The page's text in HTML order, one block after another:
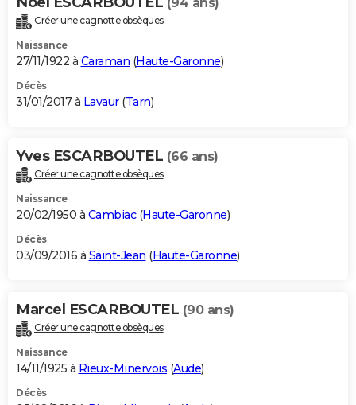
Créer une cagnotte obsèques
Naissance
27/11/1922 à Caraman (Haute-Garonne)
Décès
31/01/2017 à Lavaur(Tarn)
Yves ESCARBOUTEL (66 ans)
Créer une cagnotte obsèques
Naissance
20/02/1950 à Cambiac(Haute-Garonne)
Décès
03/09/2016 à Saint-Jean (Haute-Garonne)
Marcel ESCARBOUTEL (90 ans)
Créer une cagnotte obsèques
Naissance
14/11/1925 à Rieux-Minervois (Aude)
Décès